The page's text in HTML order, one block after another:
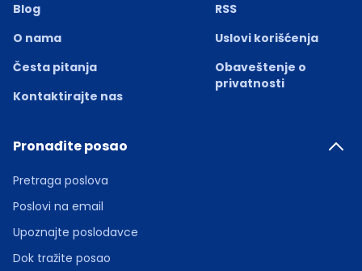
Blog
O nama
Česta pitanja
Kontaktirajte nas
RSS
Uslovi korišćenja
Obaveštenje o
privatnosti
Pronađite posao
Pretraga poslova
Poslovi na email
Upoznajte poslodavce
Dok tražite posao